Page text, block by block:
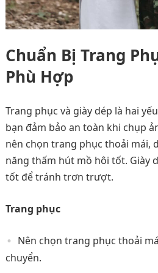
Chuẩn Bị Trang
Phù Hợp
Trang phục và giày dép là hai
bạn đảm bảo an toàn khi chụp
nên chọn trang phục thoải mái,
năng thấm hút mồ hôi tốt. Giày
tốt để tránh trơn trượt.
Trang phục
Nên chọn trang phục thoải
chuyển.